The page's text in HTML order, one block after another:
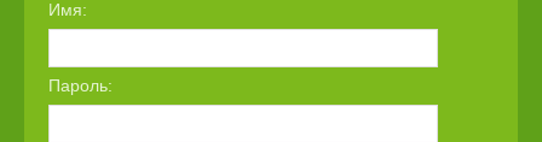
Имя:
Пароль: